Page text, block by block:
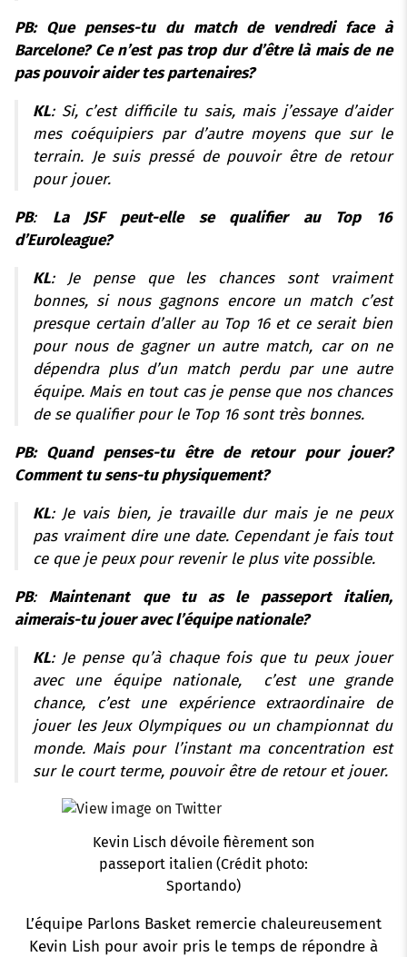
PB: Que penses-tu du match de vendredi face à
Barcelone? Ce n’est pas trop dur d’être là mais de ne
pas pouvoir aider tes partenaires?
KL: Si, c’est difficile tu sais, mais j’essaye d’aider
mes coéquipiers par d’autre moyens que sur le
terrain. Je suis pressé de pouvoir être de retour
pour jouer.
PB: La JSF peut-elle se qualifier au Top 16
d’Euroleague?
KL: Je pense que les chances sont vraiment
bonnes, si nous gagnons encore un match c’est
presque certain d’aller au Top 16 et ce serait bien
pour nous de gagner un autre match, car on ne
dépendra plus d’un match perdu par une autre
équipe. Mais en tout cas je pense que nos chances
de se qualifier pour le Top 16 sont très bonnes.
PB: Quand penses-tu être de retour pour jouer?
Comment tu sens-tu physiquement?
KL: Je vais bien, je travaille dur mais je ne peux
pas vraiment dire une date. Cependant je fais tout
ce que je peux pour revenir le plus vite possible.
PB:
Maintenant que tu as le passeport italien,
aimerais-tu jouer avec l’équipe nationale?
KL: Je pense qu’à chaque fois que tu peux jouer
avec une équipe nationale, c’est une grande
chance, c’est une expérience extraordinaire de
jouer les Jeux Olympiques ou un championnat du
monde. Mais pour l’instant ma concentration est
sur le court terme, pouvoir être de retour et jouer.
Kevin Lisch dévoile fièrement son
passeport italien (Crédit photo:
Sportando)
L’équipe Parlons Basket remercie chaleureusement
Kevin Lish pour avoir pris le temps de répondre à